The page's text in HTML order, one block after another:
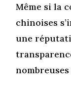
Même si la
chinoises
une